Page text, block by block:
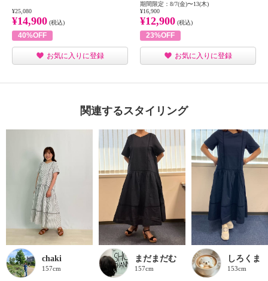
¥25,080
¥14,900 (税込)
40%OFF
お気に入りに登録
期間限定：8/7(金)〜13(木)
¥16,900
¥12,900 (税込)
23%OFF
お気に入りに登録
関連するスタイリング
chaki
157cm
まだまだむ
157cm
しろくま
153cm